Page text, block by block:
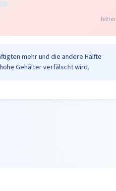
höher
mehr und die andere Hälfte
Gehälter verfälscht wird.